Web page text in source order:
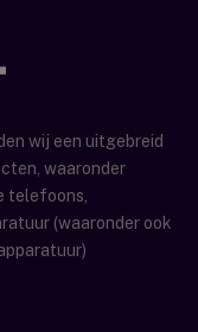
wij een uitgebreid
waaronder
telefoons,
(waaronder ook